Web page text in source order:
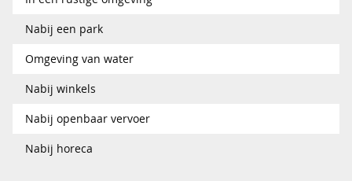
Nabij een park
Omgeving van water
Nabij winkels
Nabij openbaar vervoer
Nabij horeca